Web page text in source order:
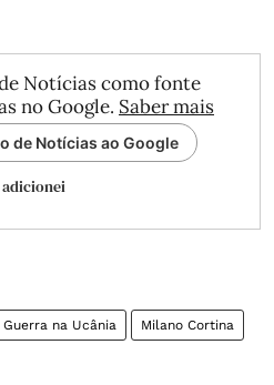
Notícias como fonte
no Google. Saber mais
de Notícias ao Google
adicionei
Guerra na Ucânia Milano Cortina